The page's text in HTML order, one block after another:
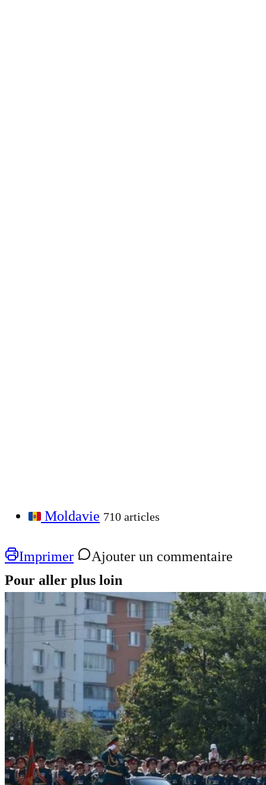
Moldavie 710 articles
Imprimer
Ajouter un commentaire
Pour aller plus loin